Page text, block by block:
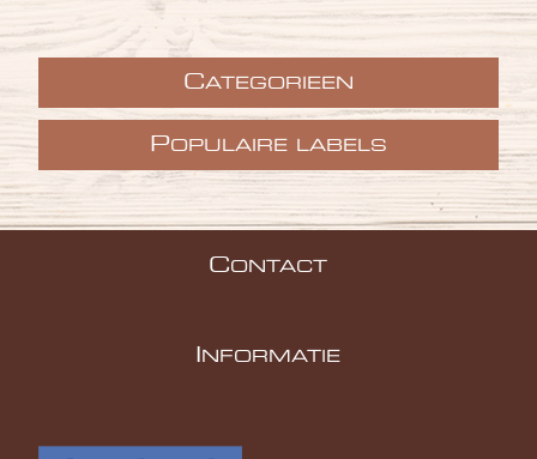
CATEGORIEEN
POPULAIRE LABELS
CONTACT
NFORMATIE